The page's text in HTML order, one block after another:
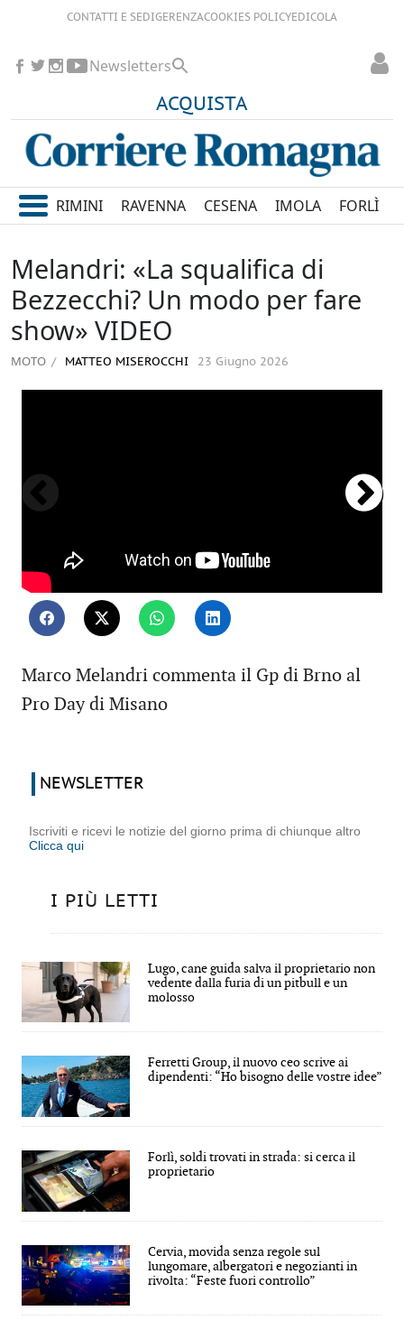
CONTATTI E SEDIGERENZACOOKIES POLICYEDICOLA
ACQUISTA
Newsletters
RIMINI RAVENNA CESENA IMOLA FORLÌ
Melandri: «La squalifica di
Bezzecchi? Un modo per fare
show» VIDEO
MOTO MATTEO MISEROCCHI 23 Giugno 2026
Marco Melandri commenta il Gp di Brno al
Pro Day di Misano
NEWSLETTER
Iscriviti e ricevi le notizie del giorno prima di chiunque altro
Clicca qui
I PIÙ LETTI
Lugo, cane guida salva il proprietario non
vedente dalla furia di un pitbull e un
molosso
Ferretti Group, il nuovo ceo scrive ai
dipendenti: “Ho bisogno delle vostre idee”
Forlì, soldi trovati in strada: si cerca il
proprietario
Cervia, movida senza regole sul
lungomare, albergatori e negozianti in
rivolta: “Feste fuori controllo”